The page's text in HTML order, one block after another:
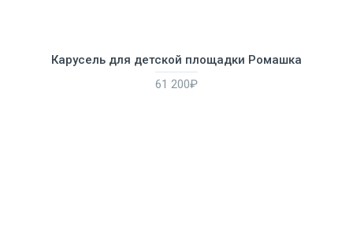
Карусель для детской площадки Ромашка
61 200₽